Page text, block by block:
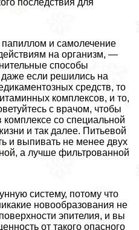
последствия для
и самолечение
на организм, —
способы
если решились на
средств, то
комплексов, и то,
с врачом, чтобы
со специальной
и так далее. Питьевой
и выпивать не менее двух
а лучше фильтрованной
систему, потому что
новообразования не
эпителия, и вы
от такого опасного